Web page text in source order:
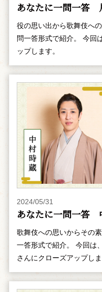
あなたに一問一答
役の思い出から歌舞伎へ
問一答形式で紹介。 今回
ップします。
2024/05/31
あなたに一問一答
歌舞伎への思いからその
一答形式で紹介。 今回は
さんにクローズアップしま